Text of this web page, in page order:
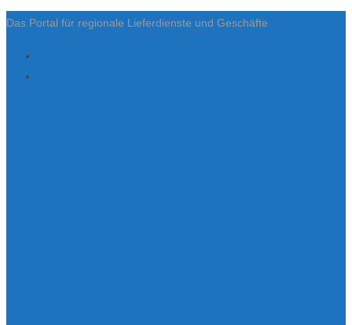
Das Portal für regionale Lieferdienste und Geschäfte